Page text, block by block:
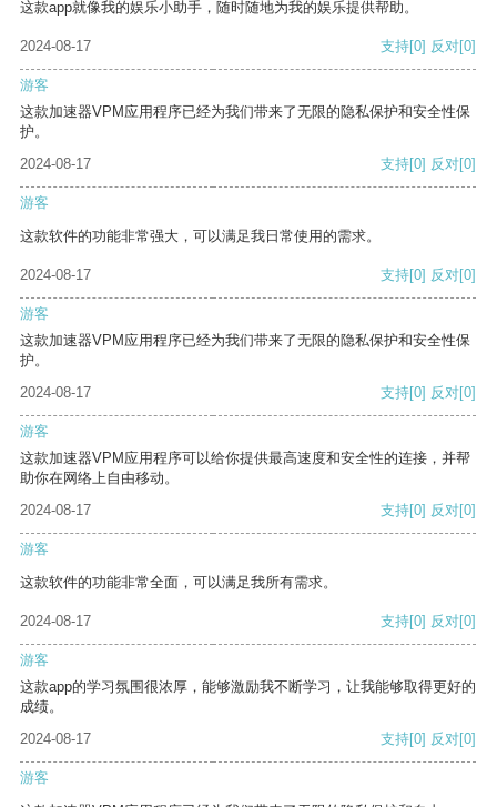
这款app就像我的娱乐小助手，随时随地为我的娱乐提供帮助。
2024-08-17 支持[0] 反对[0]
游客
这款加速器VPM应用程序已经为我们带来了无限的隐私保护和安全性保
护。
2024-08-17
支持[0] 反对[0]
游客
这款软件的功能非常强大，可以满足我日常使用的需求。
2024-08-17 支持[0] 反对[0]
游客
这款加速器VPM应用程序已经为我们带来了无限的隐私保护和安全性保
护。
2024-08-17
支持[0] 反对[0]
游客
这款加速器VPM应用程序可以给你提供最高速度和安全性的连接，并帮
助你在网络上自由移动。
2024-08-17
支持[0] 反对[0]
游客
这款软件的功能非常全面，可以满足我所有需求。
2024-08-17 支持[0] 反对[0]
游客
这款app的学习氛围很浓厚，能够激励我不断学习，让我能够取得更好的
成绩。
2024-08-17
支持[0] 反对[0]
游客